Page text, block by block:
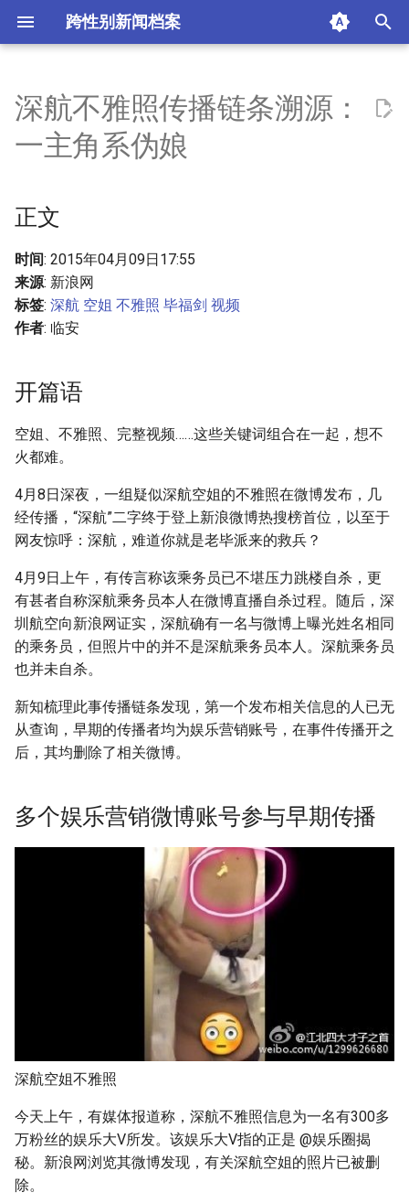
跨性别新闻档案
n
a
l
i
z
n
s
e
a
c
h
正文
多个娱乐营销微博账号参与早
数个微博冒充当事人和亲
属“浑水摸鱼”
深航称保留追诉权力，律师称
摘要与附加信息
附加信息 [Processed Page
Metadata]
深航不雅照传播链条溯源：
一主角系伪娘
正文
时间: 2015年04月09日17:55
来源: 新浪网
标签: 深航 空姐 不雅照 毕福剑 视频
作者: 临安
开篇语
空姐、不雅照、完整视频……这些关键词组合在一起，想不
火都难。
4月8日深夜，一组疑似深航空姐的不雅照在微博发布，几
经传播，“深航”二字终于登上新浪微博热搜榜首位，以至于
网友惊呼：深航，难道你就是老毕派来的救兵？
4月9日上午，有传言称该乘务员已不堪压力跳楼自杀，更
有甚者自称深航乘务员本人在微博直播自杀过程。随后，深
圳航空向新浪网证实，深航确有一名与微博上曝光姓名相同
的乘务员，但照片中的并不是深航乘务员本人。深航乘务员
也并未自杀。
新知梳理此事传播链条发现，第一个发布相关信息的人已无
从查询，早期的传播者均为娱乐营销账号，在事件传播开之
后，其均删除了相关微博。
多个娱乐营销微博账号参与早期传播
深航空姐不雅照
今天上午，有媒体报道称，深航不雅照信息为一名有300多
万粉丝的娱乐大V所发。该娱乐大V指的正是 @娱乐圈揭
秘。新浪网浏览其微博发现，有关深航空姐的照片已被删
除。